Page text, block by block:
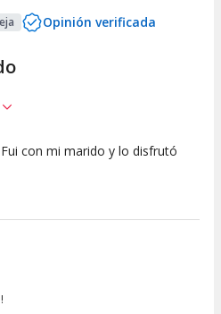
Opinión verificada
10
con mi marido y lo disfrutó